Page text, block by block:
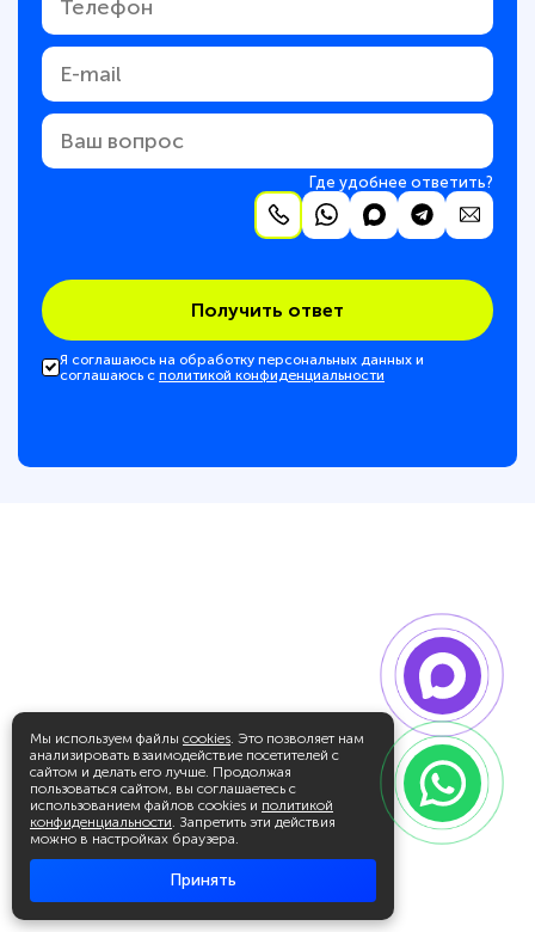
Мы используем файлы cookies. Это позволяет нам
анализировать взаимодействие посетителей с
сайтом и делать его лучше. Продолжая
пользоваться сайтом, вы соглашаетесь с
использованием файлов cookies и политикой
конфиденциальности. Запретить эти действия
можно в настройках браузера.
Принять
Где удобнее ответить?
Получить ответ
Я соглашаюсь на обработку персональных данных и
соглашаюсь с политикой конфиденциальности